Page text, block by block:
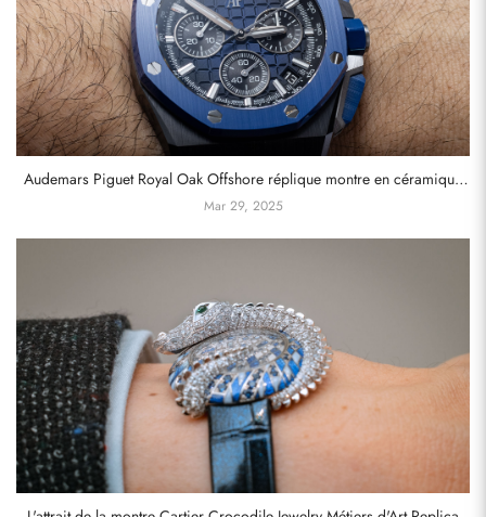
Audemars Piguet Royal Oak Offshore réplique montre en céramique
noire et bleue
Mar 29, 2025
Envoyer